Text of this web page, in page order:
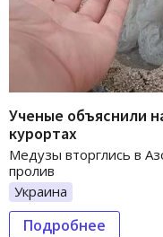
Ученые объяснили
курортах
Медузы вторглись в
пролив
Украина
Подробнее